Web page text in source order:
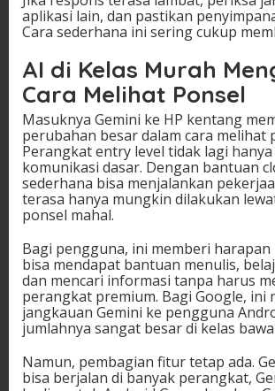
aplikasi lain, dan pastikan
Cara sederhana ini sering cukup
AI di Kelas Murah
Cara Melihat Ponsel
Masuknya Gemini ke HP kentang
perubahan besar dalam cara melihat
Perangkat entry level tidak lagi
komunikasi dasar. Dengan bantuan
sederhana bisa menjalankan
terasa hanya mungkin dilakukan
ponsel mahal.
Bagi pengguna, ini memberi
bisa mendapat bantuan menulis,
dan mencari informasi tanpa harus
perangkat premium. Bagi Google, ini
jangkauan Gemini ke pengguna
jumlahnya sangat besar di kelas
Namun, pembagian fitur tetap ada.
bisa berjalan di banyak perangkat,